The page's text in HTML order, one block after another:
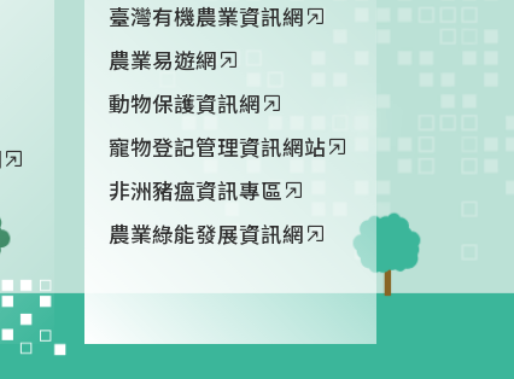
臺灣有機農業資訊網
農業易遊網
動物保護資訊網
寵物登記管理資訊網站
非洲豬瘟資訊專區
農業綠能發展資訊網